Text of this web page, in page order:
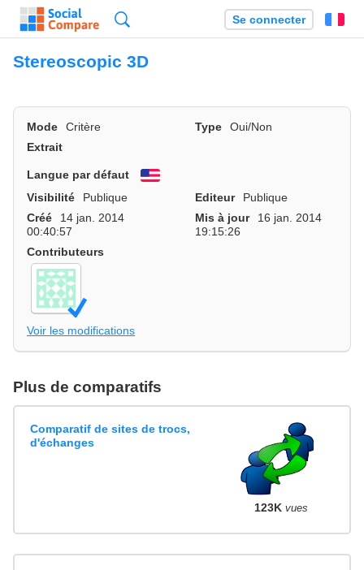
Se connecter
Stereoscopic 3D
Mode Critère Type
Oui/Non
Extrait
Langue par défaut
English
Visibilité
Publique Editeur
Publique
Créé
14 jan. 2014
00:40:57
Mis à jour
16 jan. 2014
19:15:26
Contributeurs
Voir les modifications
Plus de comparatifs
Comparatif de sites de trocs,
d'échanges
123K vues